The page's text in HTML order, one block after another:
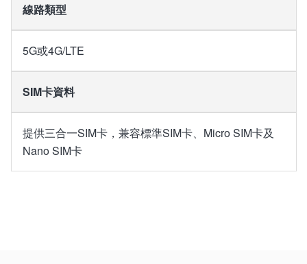
線路類型
5G或4G/LTE
SIM卡資料
提供三合一SIM卡，兼容標準SIM卡、Micro SIM卡及
Nano SIM卡